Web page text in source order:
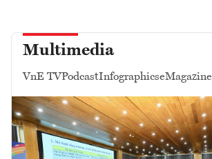
Multimedia
VnE TVPodcastInfographicseMagazine